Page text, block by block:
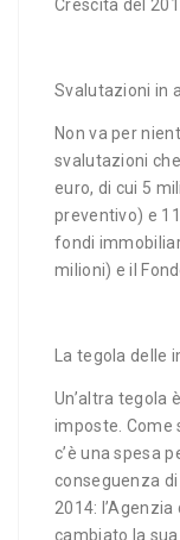
Crescita del
Svalutazioni in
Non va per
svalutazioni
euro, di cui 5
preventivo) e
fondi
milioni) e il
La tegola
Un’altra tegola
imposte. Come
c’è una spesa
conseguenza
2014:
cambiato la